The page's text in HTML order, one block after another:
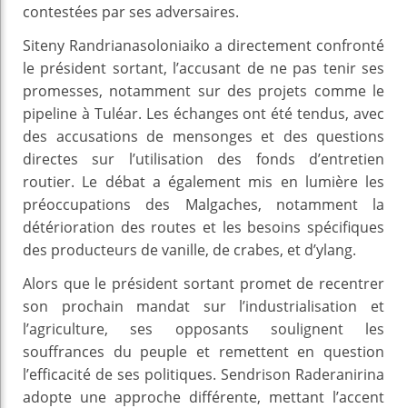
contestées par ses adversaires.
Siteny Randrianasoloniaiko a directement confronté
le président sortant, l’accusant de ne pas tenir ses
promesses, notamment sur des projets comme le
pipeline à Tuléar. Les échanges ont été tendus, avec
des accusations de mensonges et des questions
directes sur l’utilisation des fonds d’entretien
routier. Le débat a également mis en lumière les
préoccupations des Malgaches, notamment la
détérioration des routes et les besoins spécifiques
des producteurs de vanille, de crabes, et d’ylang.
Alors que le président sortant promet de recentrer
son prochain mandat sur l’industrialisation et
l’agriculture, ses opposants soulignent les
souffrances du peuple et remettent en question
l’efficacité de ses politiques. Sendrison Raderanirina
adopte une approche différente, mettant l’accent